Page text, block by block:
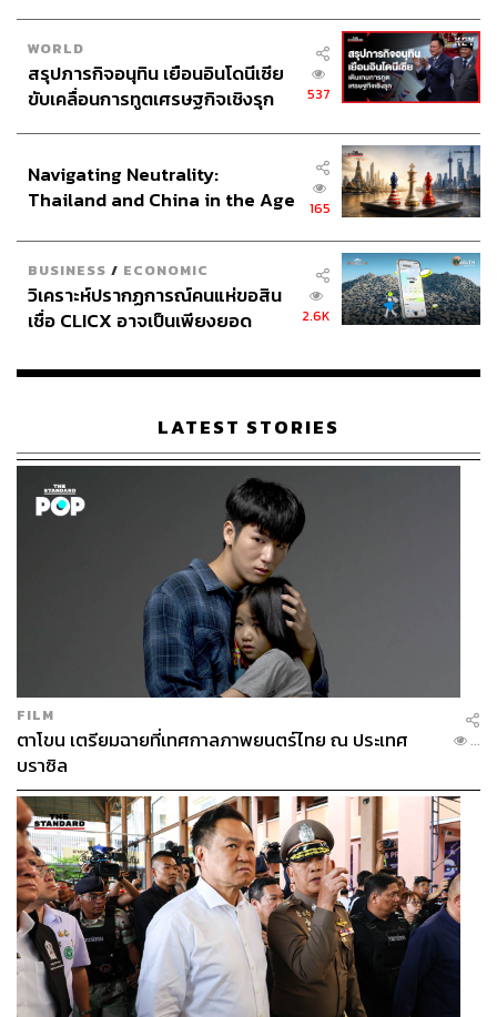
WORLD
สรุปภารกิจอนุทิน เยือนอินโดนีเซีย
ขับเคลื่อนการทูตเศรษฐกิจเชิงรุก
537
Navigating Neutrality:
Thailand and China in the Age
165
BUSINESS / ECONOMIC
วิเคราะห์ปรากฏการณ์คนแห่ขอสิน
เชื่อ CLICX อาจเป็นเพียงยอด
เรือนไทยที่ถูกซุกไว้
2.6K
LATEST STORIES
FILM
ตาโขน เตรียมฉายที่เทศกาลภาพยนตร์ไทย ณ ประเทศ
บราซิล
...